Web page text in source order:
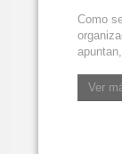
Como
Ver